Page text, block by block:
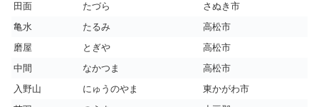
田面
たづら
さぬき市
亀水
たるみ
高松市
磨屋
とぎや
高松市
中間
なかつま
高松市
入野山
にゅうのやま
東かがわ市